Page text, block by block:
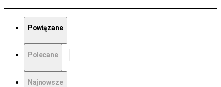
Powiązane
Polecane
Najnowsze